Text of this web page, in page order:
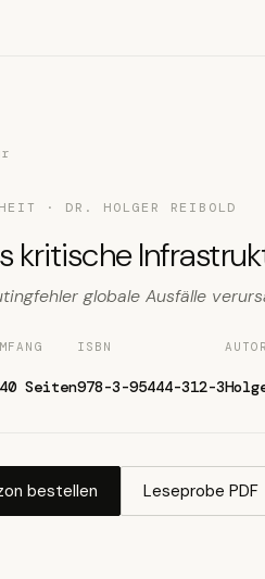
· DR. HOLGER REIBOLD
kritische
globale Ausfälle
Seiten
ISBN
978-3-95444-312-3
AUTOR
bestellen Leseprobe PDF